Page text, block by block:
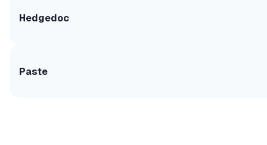
Hedgedoc
Paste